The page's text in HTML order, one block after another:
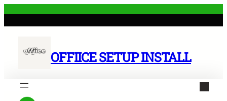
OFFIICE SETUP INSTALL